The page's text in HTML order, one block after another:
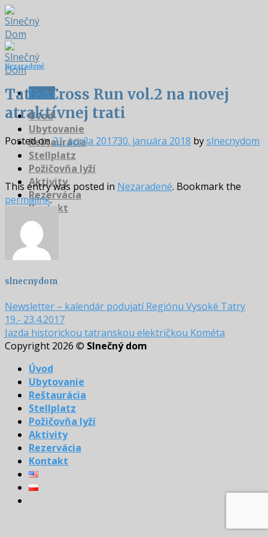
Skip
to
content
Menu
Úvod
Ubytovanie
Reštaurácia
Stellplatz
Požičovňa lyží
Aktivity
Rezervácia
Kontakt
Nezaradené
Tatra Cross Run vol.2 na novej
atraktívnej trati
Posted on21. apríla 201730. januára 2018 byslnecnydom
This entry was posted in Nezaradené. Bookmark the
permalink.
slnecnydom
Newsletter – kalendár podujatí Regiónu Vysoké Tatry
19.- 23.4.2017
Jazda historickou tatranskou električkou Kométa
Copyright 2026 © Slnečný dom
Úvod
Ubytovanie
Reštaurácia
Stellplatz
Požičovňa lyží
Aktivity
Rezervácia
Kontakt